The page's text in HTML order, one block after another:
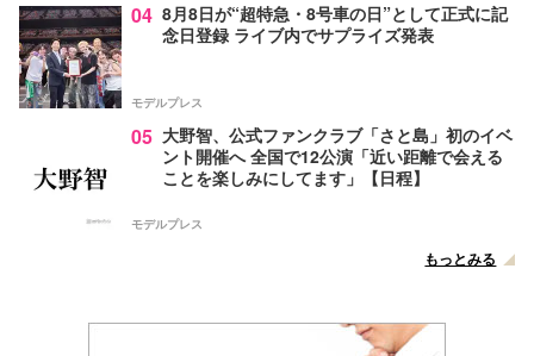
04 8月8日が“超特急・8号車の日”として正式に記
念日登録 ライブ内でサプライズ発表
モデルプレス
05 大野智、公式ファンクラブ「さと島」初のイベ
ント開催へ 全国で12公演「近い距離で会える
ことを楽しみにしてます」【日程】
モデルプレス
もっとみる